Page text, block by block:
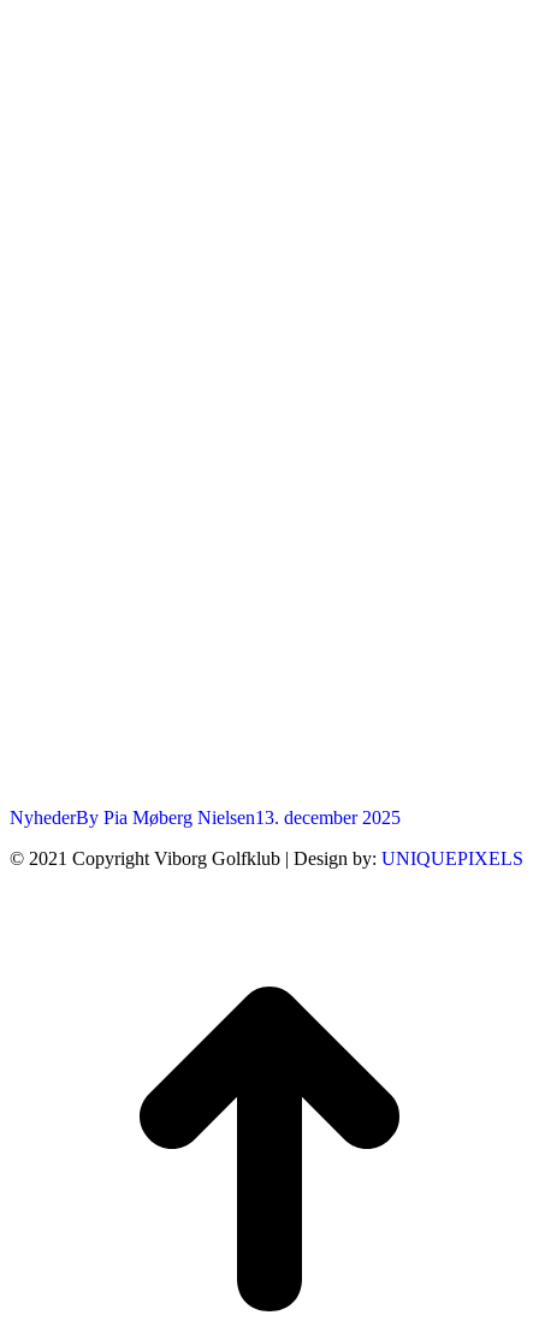
NyhederBy Pia Møberg Nielsen13. december 2025
© 2021 Copyright Viborg Golfklub | Design by: UNIQUEPIXELS